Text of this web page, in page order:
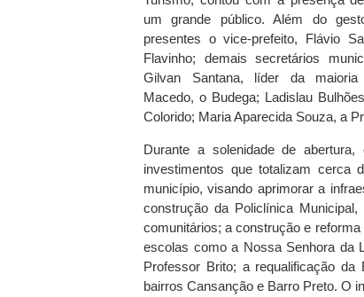
um grande público. Além do
presentes o vice-prefeito, Flávio
Flavinho; demais secretários
Gilvan Santana, líder da
Macedo, o Budega; Ladislau
Colorido; Maria Aparecida Souza, a
Durante a solenidade de
investimentos que totalizam
município, visando aprimorar a
construção da Policlínica
comunitários; a construção e
escolas como a Nossa Senhora da
Professor Brito; a requalificação
bairros Cansanção e Barro Preto. O